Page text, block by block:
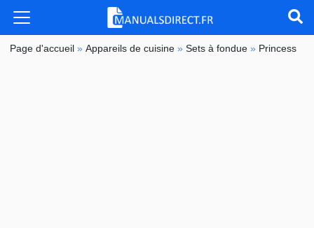
Page d'accueil »Appareils de cuisine »Sets à fondue » Princess